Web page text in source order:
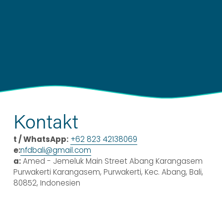
Kontakt
t / WhatsApp: +62 823 42138069
e:nfdbali@gmail.com
a: Amed - Jemeluk Main Street Abang Karangasem
Purwakerti Karangasem, Purwakerti, Kec. Abang, Bali,
80852, Indonesien